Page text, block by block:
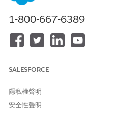
CAB 會議
儲存會議
結束日期
CAB 要求
追蹤變更
CAB 批准流程
1-800-667-6389
SALESFORCE
隱私權聲明
安全性聲明